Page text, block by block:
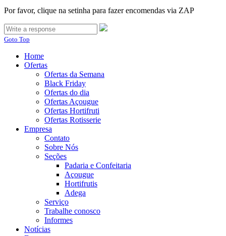
Por favor, clique na setinha para fazer encomendas via ZAP
Goto Top
Home
Ofertas
Ofertas da Semana
Black Friday
Ofertas do dia
Ofertas Açougue
Ofertas Hortifruti
Ofertas Rotisserie
Empresa
Contato
Sobre Nós
Seções
Padaria e Confeitaria
Açougue
Hortifrutis
Adega
Serviço
Trabalhe conosco
Informes
Notícias